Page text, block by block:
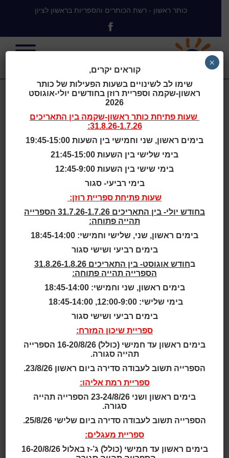
כותר ראשון - רשת הכותרים והספריות בראשון לציון
ליטומה בהרי
האנדים / מריו
ורגס יוסה
מריו ורגס יוסה הוא סופר מוכר ואהוב בארץ, והתלבטתי על
אילו מספריו לכתוב כאן. אך כמתבקש משמו של
הטור, בחרתי בקלסיקה שנותרה בפינה, בצילם של "דודה
חוליה והכתבן", "העיר והכלבים" ורבים נוספים:
חמישה-עשר מספריו של ורגס יוסה תורגמו לעברית, כיאה
למי שזכה בפרס נובל לספרות.
והעובדה הזו ראויה לציון, כי חלק מהספרים שסקרתי עד
היום אינם קלאסיקה במובן ה"מיינסטרימי": קלסיקת
הכדורגל של ניק הורנבי והסיפור-המניפסט של צ'ה גווארה
הם דוגמאות לספרים שזכו למעמדם בעקיפין, כמעט
בלי הכרה ממסדית. קיראו אותם לצד "ליטומה בהרי
שנכתב בידיו האמונות של אחד מבכירי הסופרים בדורנו.
רוחו, בתחנת דרכים נידחת, על הרי האנדים, ליד
דרך לא סלולה ומכרות מלח שעתידים להינטש. יחד איתו
משרת טומס, או בשם החיבה שלו: טומסיטו.
ה"יישוב" היחיד בסביבתם הוא מחנה הכורים, והמקום
היחיד לצאת אליו הוא הפאב של דיוניסיו ואשתו דוניה
אלה, וגם האינדיאנים, התושבים הקדמונים, נראים
לליטומה כמו אנשים זרים, שונים, כמו חידה שהוא לעולם לא
קוראים יקרים,
שימו לב לשינויים בשעות הפעילות של כותר
ראשון-שקמה וספריית רוזן בחודשים יולי-אוגוסט
2026
שעות פתיחת כותר ראשון-שקמה בין התאריכים
31.8.26-1.7.26:
בימים ראשון, שני וחמישי בין השעות 19:45-15:00
בימי שלישי בין השעות 21:45-15:00
בימי שישי בין השעות 12:45-9:00
בימי רביעי- סגור
שעות פתיחת ספריית רוזן:
בחודש יולי- בין התאריכים 31.7.26-1.7.26 הספרייה
תהייה פתוחה:
בימים ראשון, שני, שלישי וחמישי: 18:45-14:00
בימים רביעי ושישי סגור
ב
חודש אוגוסט- בין התאריכים 31.8.26-1.8.26
הספרייה תהייה פתוחה:
בימים ראשון, שני וחמישי: 18:45-14:00
בימי שלישי: 12:00-9:00, 18:45-14:00
בימים רביעי ושישי סגור
ספריית שיכון המזרח:
בימים ראשון עד חמישי (כולל) 16-20/8/26 הספרייה
תהייה סגורה.
הספרייה תשוב לעבודה סדירה ביום ראשון 23/8/26.
ספריית רמת אליהו:
בימים ראשון ושני 23-24/8/26 הספרייה תהייה
סגורה.
הספרייה תשוב לעבודה סדירה ביום שלישי 25/8/26.
ספריית מעגלים:
בימים ראשון עד חמישי (כולל) ג’-ז באלול 16-20/8/26
×